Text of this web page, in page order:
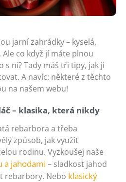
jarní zahrádky – kyselá,
co když jí máte plnou
s ní? Tady máš tři tipy, jak ji
A navíc: některé z těchto
na našem webu!
– klasika, která nikdy
rebarbora a třeba
způsob, jak využít
rodinu. Vyzkoušej naše
a jahodami – sladkost jahod
rebarbory. Nebo klasický